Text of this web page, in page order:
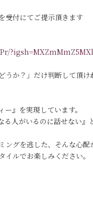
受付にてご提示頂きます
うか？」だけ判断して頂
』を実現しています。
人がいるのに話せない』
ングを逃した、そんな心
イルでお楽しみください。